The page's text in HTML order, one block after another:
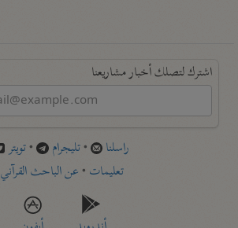
اشترك لتصلك أخبار مشاريعنا
راسلنا •تليجرام •تويتر
تعليمات •عن الباحث القرآني